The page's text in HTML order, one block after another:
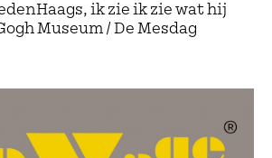
ik zie ik zie wat hij
Museum / De Mesdag